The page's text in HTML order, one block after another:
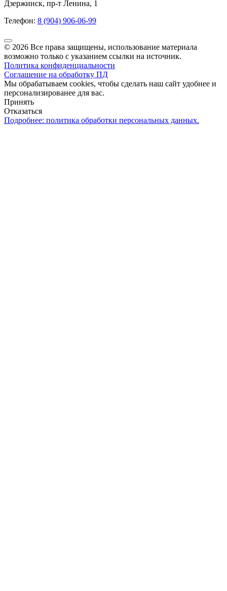
Дзержинск, пр-т Ленина, 1
Телефон: 8 (904) 906-06-99
© 2026 Все права защищены, использование материала
возможно только с указанием ссылки на источник.
Политика конфиденциальности
Соглашение на обработку ПД
Мы обрабатываем cookies, чтобы сделать наш сайт удобнее и
персонализированее для вас.
Принять
Отказаться
Подробнее: политика обработки персональных данных.